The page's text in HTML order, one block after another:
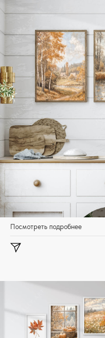
Посмотреть подробнее